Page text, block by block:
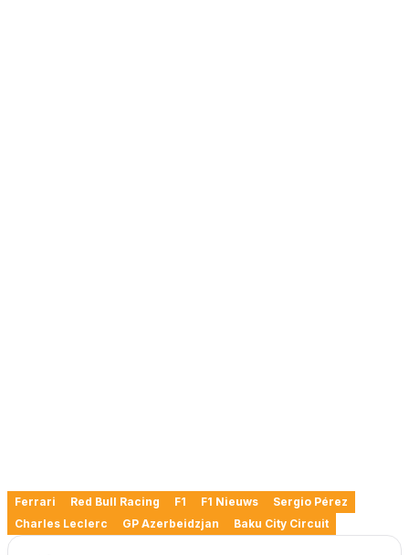
Ferrari Red Bull Racing F1 F1 Nieuws
Sergio Pérez
Charles Leclerc
GP Azerbeidzjan Baku City Circuit